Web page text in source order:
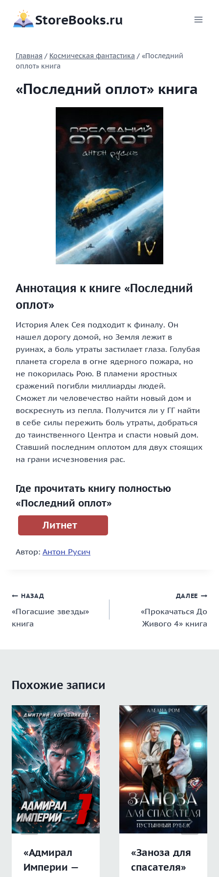
содержимому
StoreBooks.ru
Главная / Космическая фантастика / «Последний
оплот» книга
«Последний оплот» книга
Аннотация к книге «Последний
оплот»
История Алек Сея подходит к финалу. Он
нашел дорогу домой, но Земля лежит в
руинах, а боль утраты застилает глаза. Голубая
планета сгорела в огне ядерного пожара, но
не покорилась Рою. В пламени яростных
сражений погибли миллиарды людей.
Сможет ли человечество найти новый дом и
воскреснуть из пепла. Получится ли у ГГ найти
в себе силы пережить боль утраты, добраться
до таинственного Центра и спасти новый дом.
Ставший последним оплотом для двух стоящих
на грани исчезновения рас.
Где прочитать книгу полностью
«Последний оплот»
Литнет
Автор: Антон Русич
Навигация
по
записям
НАЗАД
«Погасшие звезды»
книга
ДАЛЕЕ
«Прокачаться До
Живого 4» книга
Похожие записи
«Адмирал
Империи —
«Заноза для
спасателя»